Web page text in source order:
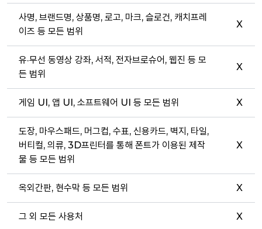
사명, 브랜드명, 상품명, 로고, 마크, 슬로건, 캐치프레
이즈 등 모든 범위
X
유·무선 동영상 강좌, 서적, 전자브로슈어, 웹진 등 모
든 범위
X
게임 UI, 앱 UI, 소프트웨어 UI 등 모든 범위 X
도장, 마우스패드, 머그컵, 수표, 신용카드, 벽지, 타일,
버티컬, 의류, 3D프린터를 통해 폰트가 이용된 제작
물 등 모든 범위
X
옥외간판, 현수막 등 모든 범위 X
그 외 모든 사용처 X